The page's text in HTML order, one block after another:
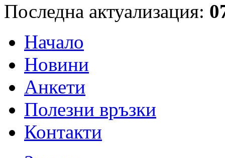
Последна актуализация:
Начало
Новини
Анкети
Полезни връзки
Контакти